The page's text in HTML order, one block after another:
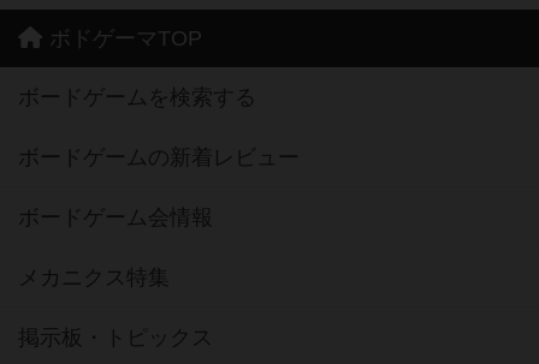
ボドゲーマTOP
ボードゲームを検索する
ボードゲームの新着レビュー
ボードゲーム会情報
メカニクス特集
掲示板・トピックス